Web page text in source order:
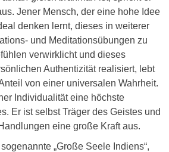
Jener Mensch, der eine hohe Idee
denken lernt, dieses in weiterer
und Meditationsübungen zu
verwirklicht und dieses
Authentizität realisiert, lebt
von einer universalen Wahrheit.
Individualität eine höchste
Er ist selbst Träger des Geistes und
eine große Kraft aus.
„Große Seele Indiens“,